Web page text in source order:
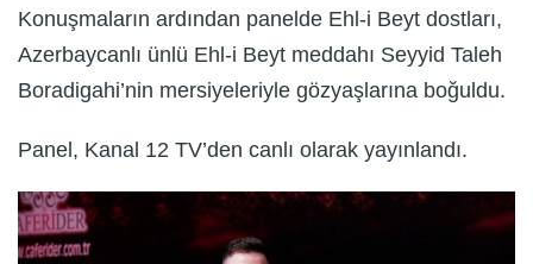
Konuşmaların ardından panelde Ehl-i Beyt dostları,
Azerbaycanlı ünlü Ehl-i Beyt meddahı Seyyid Taleh
Boradigahi’nin mersiyeleriyle gözyaşlarına boğuldu.
Panel, Kanal 12 TV’den canlı olarak yayınlandı.